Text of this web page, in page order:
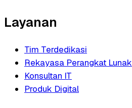
Layanan
Tim Terdedikasi
Rekayasa Perangkat Lunak
Konsultan IT
Produk Digital